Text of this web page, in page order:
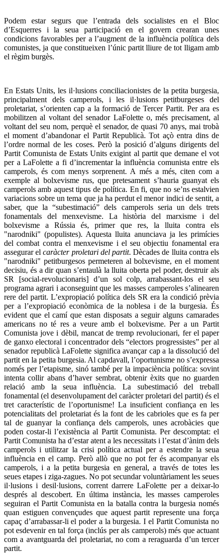
Podem estar segurs que l’entrada dels socialistes en el Bloc
d’Esquerres i la seua participació en el govern crearan unes
condicions favorables per a l’augment de la influència política dels
comunistes, ja que constitueixen l’únic partit lliure de tot lligam amb
el règim burgès.
En Estats Units, les il·lusions conciliacionistes de la petita burgesia,
principalment dels camperols, i les il·lusions petitburgeses del
proletariat, s’orienten cap a la formació de Tercer Partit. Per ara es
mobilitzen al voltant del senador LaFolette o, més precisament, al
voltant del seu nom, perquè el senador, de quasi 70 anys, mai trobà
el moment d’abandonar el Partit Republicà. Tot açò entra dins de
l’ordre normal de les coses. Però la posició d’alguns dirigents del
Partit Comunista de Estats Units exigint al partit que demane el vot
per a LaFolette a fi d’incrementar la influència comunista entre els
camperols, és com menys sorprenent. A més a més, citen com a
exemple al bolxevisme rus, que pretesament s’hauria guanyat els
camperols amb aquest tipus de política. En fi, que no se’ns estalvien
variacions sobre un tema que ja ha perdut el menor indici de sentit, a
saber, que la “subestimació” dels camperols seria un dels trets
fonamentals del menxevisme. La història del marxisme i del
bolxevisme a Rússia és, primer que res, la lluita contra els
"narodniki" (populistes). Aquesta lluita anunciava ja les primícies
del combat contra el menxevisme i el seu objectiu fonamental era
assegurar elcaràcter proletari del partit. Dècades de lluita contra els
"narodniki" petitburgesos permeteren al bolxevisme, en el moment
decisiu, és a dir quan s’entaulà la lluita oberta pel poder, destruir als
SR [social-revolucionaris] d’un sol colp, arrabassant-los el seu
programa agrari i aconseguint que les masses camperoles s’alinearen
rere del partit. L’expropiació política dels SR era la condició prèvia
per a l’expropiació econòmica de la noblesa i de la burgesia. És
evident que el camí que estan disposats a seguir alguns camarades
americans no té res a veure amb el bolxevisme. Per a un Partit
Comunista jove i dèbil, mancat de tremp revolucionari, fer el paper
de ganxo electoral i concentrador dels “electors progressistes” per al
senador republicà LaFolette significa avançar cap a la dissolució del
partit en la petita burgesia. Al capdavall, l’oportunisme no s’expressa
només per l’etapisme, sinó també per la impaciència política: sovint
intenta collir abans d’haver sembrat, obtenir èxits que no guarden
relació amb la seua influència. La subestimació del treball
fonamental (el desenvolupament del caràcter proletari del partit) és el
tret característic de l’oportunisme! La insuficient confiança en les
potencialitats del proletariat és la font de les cabrioles que es fa per
tal de guanyar la confiança dels camperols, unes acrobàcies que
poden costar-li l’existència al Partit Comunista. Per descomptat: el
Partit Comunista ha d’estar atent a les necessitats i l’estat d’ànim dels
camperols i utilitzar la crisi política actual per a estendre la seua
influència en el camp. Però allò que no pot fer és acompanyar els
camperols, i a la petita burgesia en general, a través de totes les
seues etapes i ziga-zagues. No pot secundar voluntàriament les seues
il·lusions i desil·lusions, corrent darrere LaFolette per a deixar-lo
després al descobert. En última instància, les masses camperoles
seguiran el Partit Comunista en la batalla contra la burgesia només
quan estiguen convençudes que aquest partit represente una força
capaç d’arrabassar-li el poder a la burgesia. I el Partit Comunista no
pot esdevenir en tal força (inclús per als camperols) més que actuant
com a avantguarda del proletariat, no com a reraguarda d’un tercer
partit.